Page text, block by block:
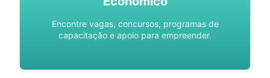
Encontre vagas, concursos, programas de
capacitação e apoio para empreender.